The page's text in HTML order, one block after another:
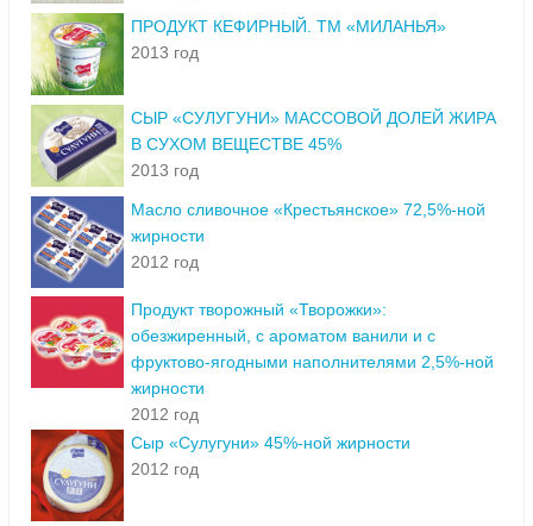
ПРОДУКТ КЕФИРНЫЙ. ТМ «МИЛАНЬЯ»
2013 год
СЫР «СУЛУГУНИ» МАССОВОЙ ДОЛЕЙ ЖИРА
В СУХОМ ВЕЩЕСТВЕ 45%
2013 год
Масло сливочное «Крестьянское» 72,5%-ной
жирности
2012 год
Продукт творожный «Творожки»:
обезжиренный, с ароматом ванили и с
фруктово-ягодными наполнителями 2,5%-ной
жирности
2012 год
Сыр «Сулугуни» 45%-ной жирности
2012 год